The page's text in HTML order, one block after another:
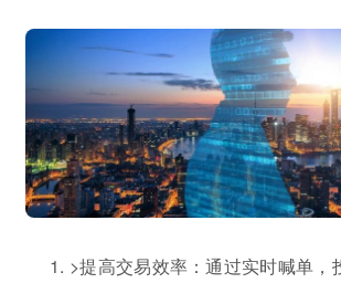
>提高交易效率：通过实时喊单，